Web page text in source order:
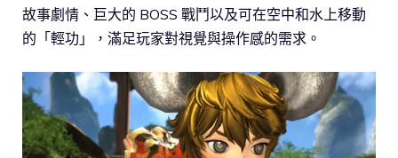
故事劇情、巨大的 BOSS 戰鬥以及可在空中和水上移動
的「輕功」，滿足玩家對視覺與操作感的需求。